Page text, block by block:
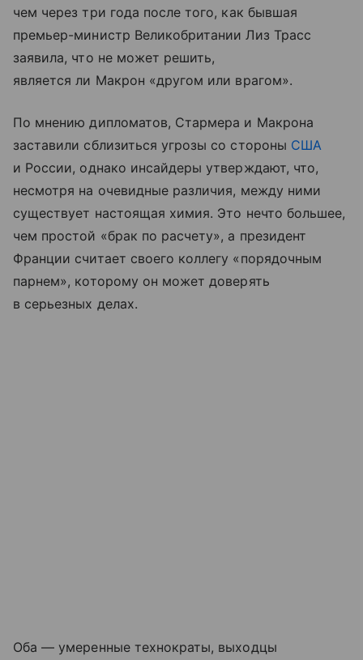
чем через три года после того, как бывшая
премьер-министр Великобритании Лиз Трасс
заявила, что не может решить,
является ли Макрон «другом или врагом».
По мнению дипломатов, Стармера и Макрона
заставили сблизиться угрозы со стороны США
и России, однако инсайдеры утверждают, что,
несмотря на очевидные различия, между ними
существует настоящая химия. Это нечто большее,
чем простой «брак по расчету», а президент
Франции считает своего коллегу «порядочным
парнем», которому он может доверять
в серьезных делах.
Оба — умеренные технократы, выходцы